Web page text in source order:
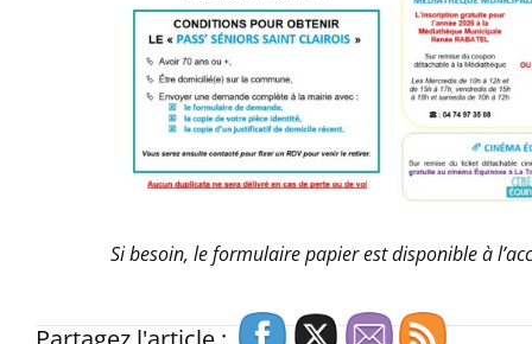
Si besoin, le formulaire papier est disponible à